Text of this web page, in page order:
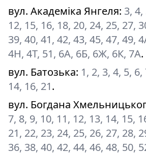
вул. Академіка Янгеля: 3, 4,
12, 15, 16, 18, 20, 24, 25, 27,
39, 40, 41, 42, 43, 45, 47, 49,
4Н, 4Т, 51, 6А, 6Б, 6Ж, 6К, 7А.
вул. Батозька: 1, 2, 3, 4, 5,
14, 16, 21.
вул. Богдана
7, 8, 9, 10, 11, 12, 13, 14, 15,
21, 22, 23, 24, 25, 26, 27, 28,
36, 38, 40, 42, 44, 46, 48, 50,